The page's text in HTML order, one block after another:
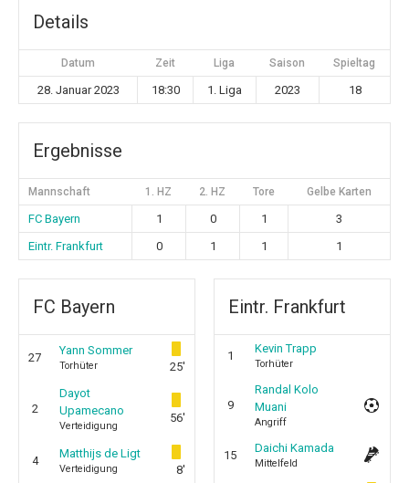
Details
Datum Zeit Liga Saison Spieltag
28. Januar 2023 18:30 1. Liga 2023 18
Ergebnisse
Mannschaft 1. HZ 2. HZ Tore Gelbe Karten
FC Bayern 1 0 1
3
Eintr. Frankfurt
0 1 1 1
FC Bayern
27
Yann Sommer
Torhüter 25'
2
Dayot
Upamecano
Verteidigung
56'
4
Matthijs de Ligt
Verteidigung 8'
Eintr. Frankfurt
1
Kevin Trapp
Torhüter
9
Randal Kolo
Muani
Angriff
15
Daichi Kamada
Mittelfeld